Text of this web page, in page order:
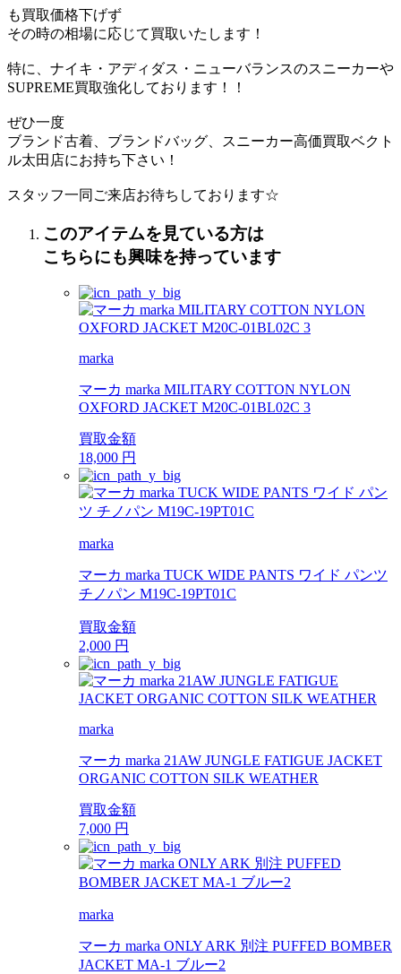
も買取価格下げず
その時の相場に応じて買取いたします！
特に、ナイキ・アディダス・ニューバランスのスニーカーや
SUPREME買取強化しております！！
ぜひ一度
ブランド古着、ブランドバッグ、スニーカー高価買取ベクト
ル太田店にお持ち下さい！
スタッフ一同ご来店お待ちしております☆
このアイテムを見ている方は
こちらにも興味を持っています
marka
マーカ marka MILITARY COTTON NYLON
OXFORD JACKET M20C-01BL02C 3
買取金額
18,000 円
marka
マーカ marka TUCK WIDE PANTS ワイド パンツ
チノパン M19C-19PT01C
買取金額
2,000 円
marka
マーカ marka 21AW JUNGLE FATIGUE JACKET
ORGANIC COTTON SILK WEATHER
買取金額
7,000 円
marka
マーカ marka ONLY ARK 別注 PUFFED BOMBER
JACKET MA-1 ブルー2